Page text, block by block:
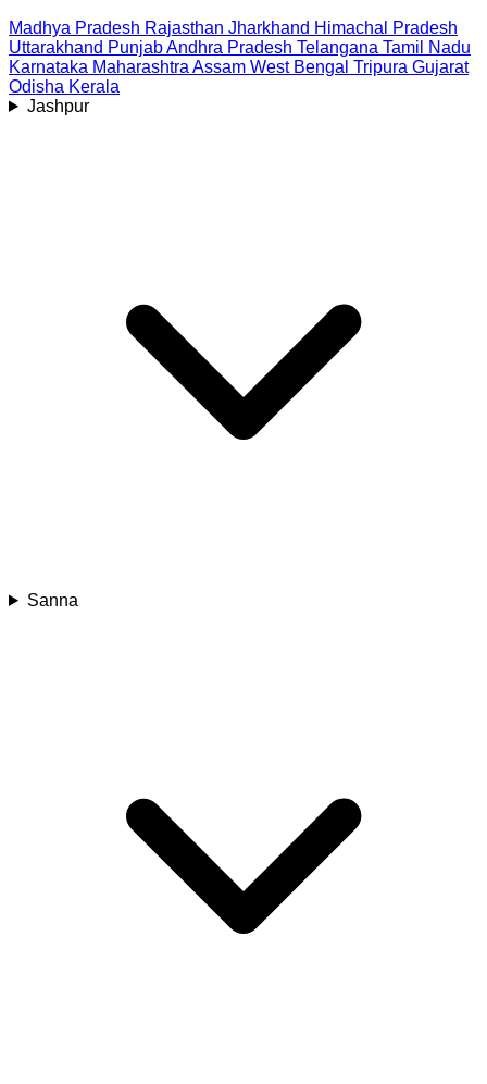
Madhya Pradesh Rajasthan Jharkhand Himachal Pradesh
Uttarakhand PunjabAndhra Pradesh Telangana Tamil Nadu
Karnataka Maharashtra Assam West Bengal Tripura Gujarat
Odisha Kerala
Jashpur
Sanna